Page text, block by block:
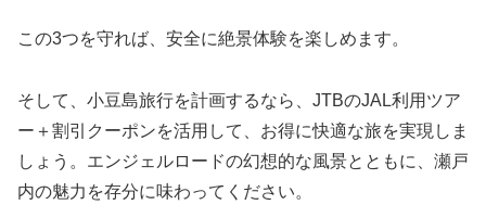
この3つを守れば、安全に絶景体験を楽しめます。
そして、小豆島旅行を計画するなら、JTBのJAL利用ツア
ー＋割引クーポンを活用して、お得に快適な旅を実現しま
しょう。エンジェルロードの幻想的な風景とともに、瀬戸
内の魅力を存分に味わってください。